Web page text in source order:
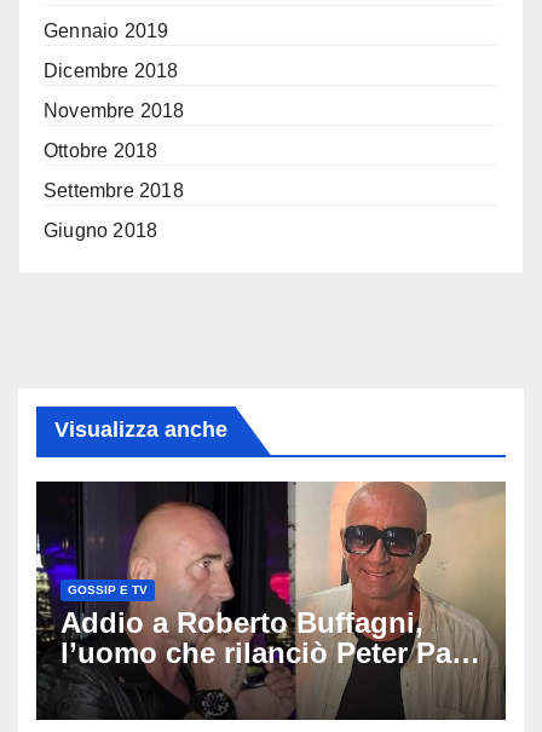
Gennaio 2019
Dicembre 2018
Novembre 2018
Ottobre 2018
Settembre 2018
Giugno 2018
Visualizza anche
GOSSIP E TV
Addio a Roberto Buffagni,
l’uomo che rilanciò Peter Pan
e Villa delle Rose: aveva 59
anni